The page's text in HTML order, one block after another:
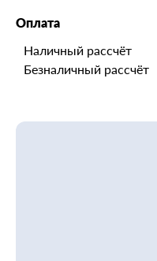
Оплата
Наличный рассчёт
Безналичный рассчёт